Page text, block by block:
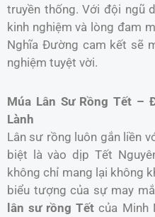
truyền thống. Với đội ngũ
kinh nghiệm và lòng đam
Nghĩa Đường cam kết sẽ
nghiệm tuyệt vời.
Múa Lân Sư Rồng Tết –
Lành
Lân sư rồng luôn gắn liền
biệt là vào dịp Tết
không chỉ mang lại không
biểu tượng của sự may
lân sư rồng Tết của Minh